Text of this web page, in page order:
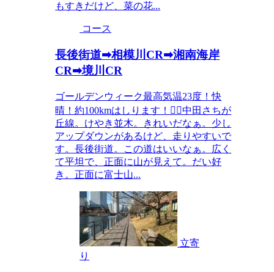
もすきだけど、菜の花...
コース
長後街道➡相模川CR➡湘南海岸
CR➡境川CR
ゴールデンウィーク最高気温23度！快
晴！約100kmはしります！🚴‍♂️中田さちが
丘線。けやき並木。きれいだなぁ。少し
アップダウンがあるけど、走りやすいで
す。長後街道。この道はいいなぁ。広く
て平坦で、正面に山が見えて。だい好
き。正面に富士山...
立寄
り